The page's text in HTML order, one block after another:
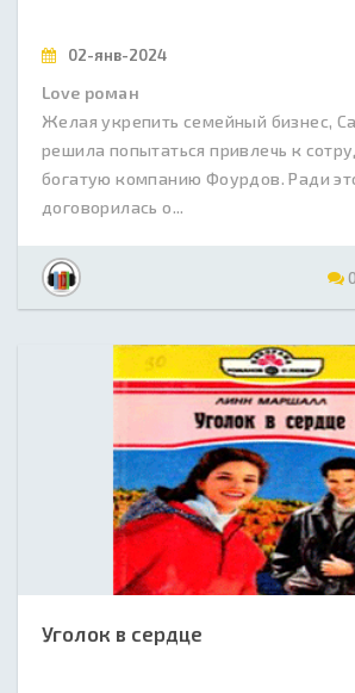
02-янв-2024
Love роман
Желая укрепить семейный бизнес,
решила попытаться привлечь к
богатую компанию Фоурдов. Ради
договорилась о...
0
Уголок в сердце